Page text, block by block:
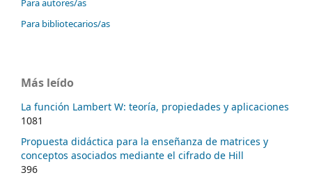
Para autores/as
Para bibliotecarios/as
Más leído
La función Lambert W: teoría, propiedades y aplicaciones
1081
Propuesta didáctica para la enseñanza de matrices y
conceptos asociados mediante el cifrado de Hill
396